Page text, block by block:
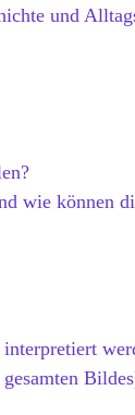
und
wie können